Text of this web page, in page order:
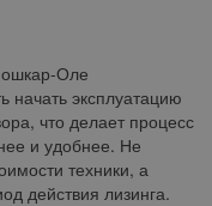
Оле
начать эксплуатацию
что делает процесс
и удобнее. Не
техники, а
действия лизинга.